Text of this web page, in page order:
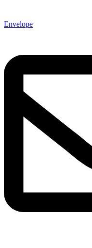
Envelope